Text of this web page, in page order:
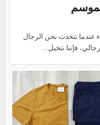
عندما نتحدث نحن الرجال
فإننا نتخيل...